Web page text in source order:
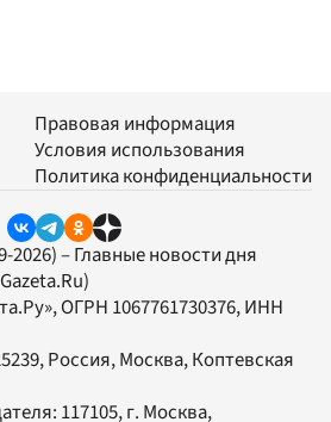
Правовая информация
Условия использования
Политика конфиденциальности
2026) – Главные новости дня
, ОГРН 1067761730376, ИНН
Россия, Москва, Коптевская
117105, г. Москва,